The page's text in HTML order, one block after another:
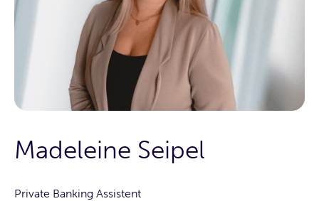
Madeleine Seipel
Private Banking Assistent